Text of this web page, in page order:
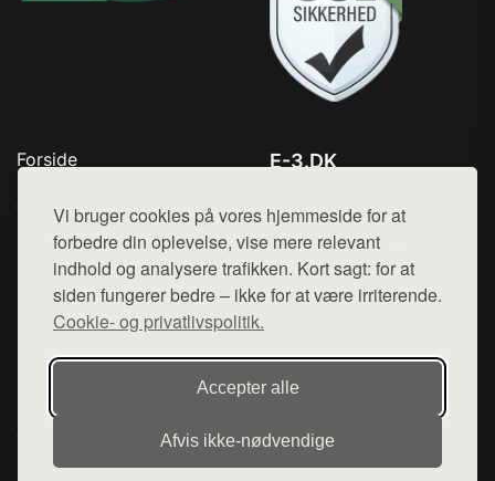
Vi bruger cookies på vores hjemmeside for at
forbedre din oplevelse, vise mere relevant
indhold og analysere trafikken. Kort sagt: for at
siden fungerer bedre – ikke for at være irriterende.
Cookie- og privatlivspolitik.
Accepter alle
Afvis ikke‑nødvendige
Forside
Top Rabatter
Kontakt
E-3.DK
Mail: hej@want.dk
Cookie- og privatlivspolitik
Denne side er en del af want.dk, der udgiver en række
hjemmesider med præsentation af forskellige produkter fra
diverse webshops. Der sælges ikke varer fra denne side - vi
henviser til de shops, som sælger varen. Vi har heller ikke